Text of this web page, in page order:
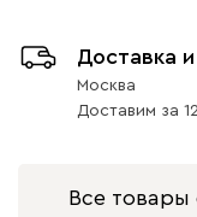
(Coral)
Доставка
Москва
Доставим за
Все товары